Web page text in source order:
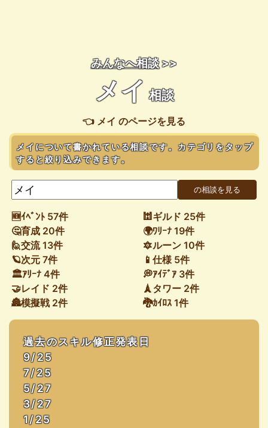
みんなへ相談>>
メイ 相談
👈 メイ のページを見る
メイについて書かれている相談です。カテゴリをタップ
すると絞り込みできます。
🆕ｲﾍﾞﾝﾄ 57件
🕍ギルド 25件
🤔育成 20件
🌍ﾜﾘｰﾅ 19件
🙋交流 13件
🔯ルーン 10件
🪐次元 7件
📱仕様 5件
🏛ｱﾘｰﾅ 4件
💭ｱｲﾃﾞｱ 3件
🤝レイド 2件
🗼タワー 2件
🏯模擬戦 2件
🐉ｶｲﾛｽ 1件
過去のスキル修正発表日
9/25
7/25
5/27
3/27
1/25